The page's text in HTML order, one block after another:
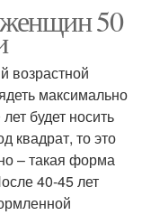
50
возрастной
максимально
будет носить
квадрат, то это
– такая форма
40-45 лет